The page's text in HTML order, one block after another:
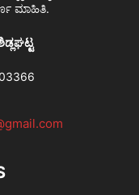
ಮಾಹಿತಿ.